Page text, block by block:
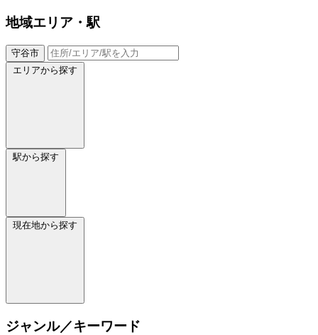
地域エリア・駅
守谷市
エリアから探す
駅から探す
現在地から探す
ジャンル／キーワード